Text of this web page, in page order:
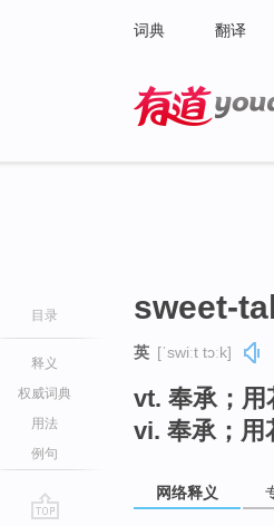
词典 翻译
目录
释义
权威词典
用法
例句
sweet-
英 [ˈswiːt tɔːk]
vt. 奉承；用
vi. 奉承；用
网络释义